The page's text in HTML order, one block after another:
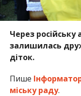
Через російську
залишилась
діток.
Пише
міську раду.